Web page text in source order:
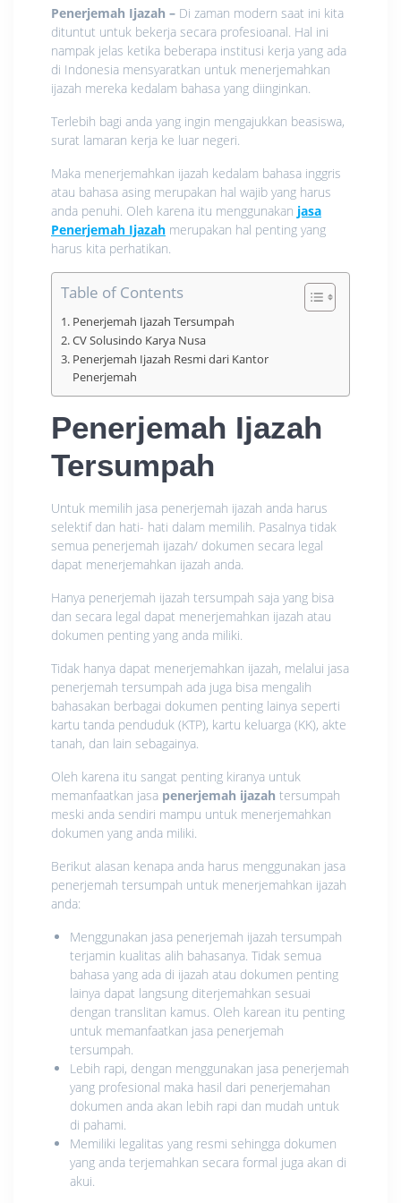
Penerjemah Ijazah – Di zaman modern saat ini kita
dituntut untuk bekerja secara profesioanal. Hal ini
nampak jelas ketika beberapa institusi kerja yang ada
di Indonesia mensyaratkan untuk menerjemahkan
ijazah mereka kedalam bahasa yang diinginkan.
Terlebih bagi anda yang ingin mengajukkan beasiswa,
surat lamaran kerja ke luar negeri.
Maka menerjemahkan ijazah kedalam bahasa inggris
atau bahasa asing merupakan hal wajib yang harus
anda penuhi. Oleh karena itu menggunakan jasa
Penerjemah Ijazah merupakan hal penting yang
harus kita perhatikan.
Table of Contents
Penerjemah Ijazah Tersumpah
CV Solusindo Karya Nusa
Penerjemah Ijazah Resmi dari Kantor
Penerjemah
Penerjemah Ijazah
Tersumpah
Untuk memilih jasa penerjemah ijazah anda harus
selektif dan hati- hati dalam memilih. Pasalnya tidak
semua penerjemah ijazah/ dokumen secara legal
dapat menerjemahkan ijazah anda.
Hanya penerjemah ijazah tersumpah saja yang bisa
dan secara legal dapat menerjemahkan ijazah atau
dokumen penting yang anda miliki.
Tidak hanya dapat menerjemahkan ijazah, melalui jasa
penerjemah tersumpah ada juga bisa mengalih
bahasakan berbagai dokumen penting lainya seperti
kartu tanda penduduk (KTP), kartu keluarga (KK), akte
tanah, dan lain sebagainya.
Oleh karena itu sangat penting kiranya untuk
memanfaatkan jasa penerjemah ijazah tersumpah
meski anda sendiri mampu untuk menerjemahkan
dokumen yang anda miliki.
Berikut alasan kenapa anda harus menggunakan jasa
penerjemah tersumpah untuk menerjemahkan ijazah
anda:
Menggunakan jasa penerjemah ijazah tersumpah
terjamin kualitas alih bahasanya. Tidak semua
bahasa yang ada di ijazah atau dokumen penting
lainya dapat langsung diterjemahkan sesuai
dengan translitan kamus. Oleh karean itu penting
untuk memanfaatkan jasa penerjemah
tersumpah.
Lebih rapi, dengan menggunakan jasa penerjemah
yang profesional maka hasil dari penerjemahan
dokumen anda akan lebih rapi dan mudah untuk
di pahami.
Memiliki legalitas yang resmi sehingga dokumen
yang anda terjemahkan secara formal juga akan di
akui.